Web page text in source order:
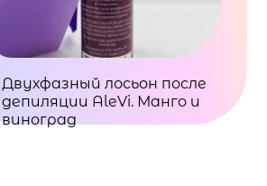
Двухфазный лосьон после
депиляции AleVi. Манго и
виноград